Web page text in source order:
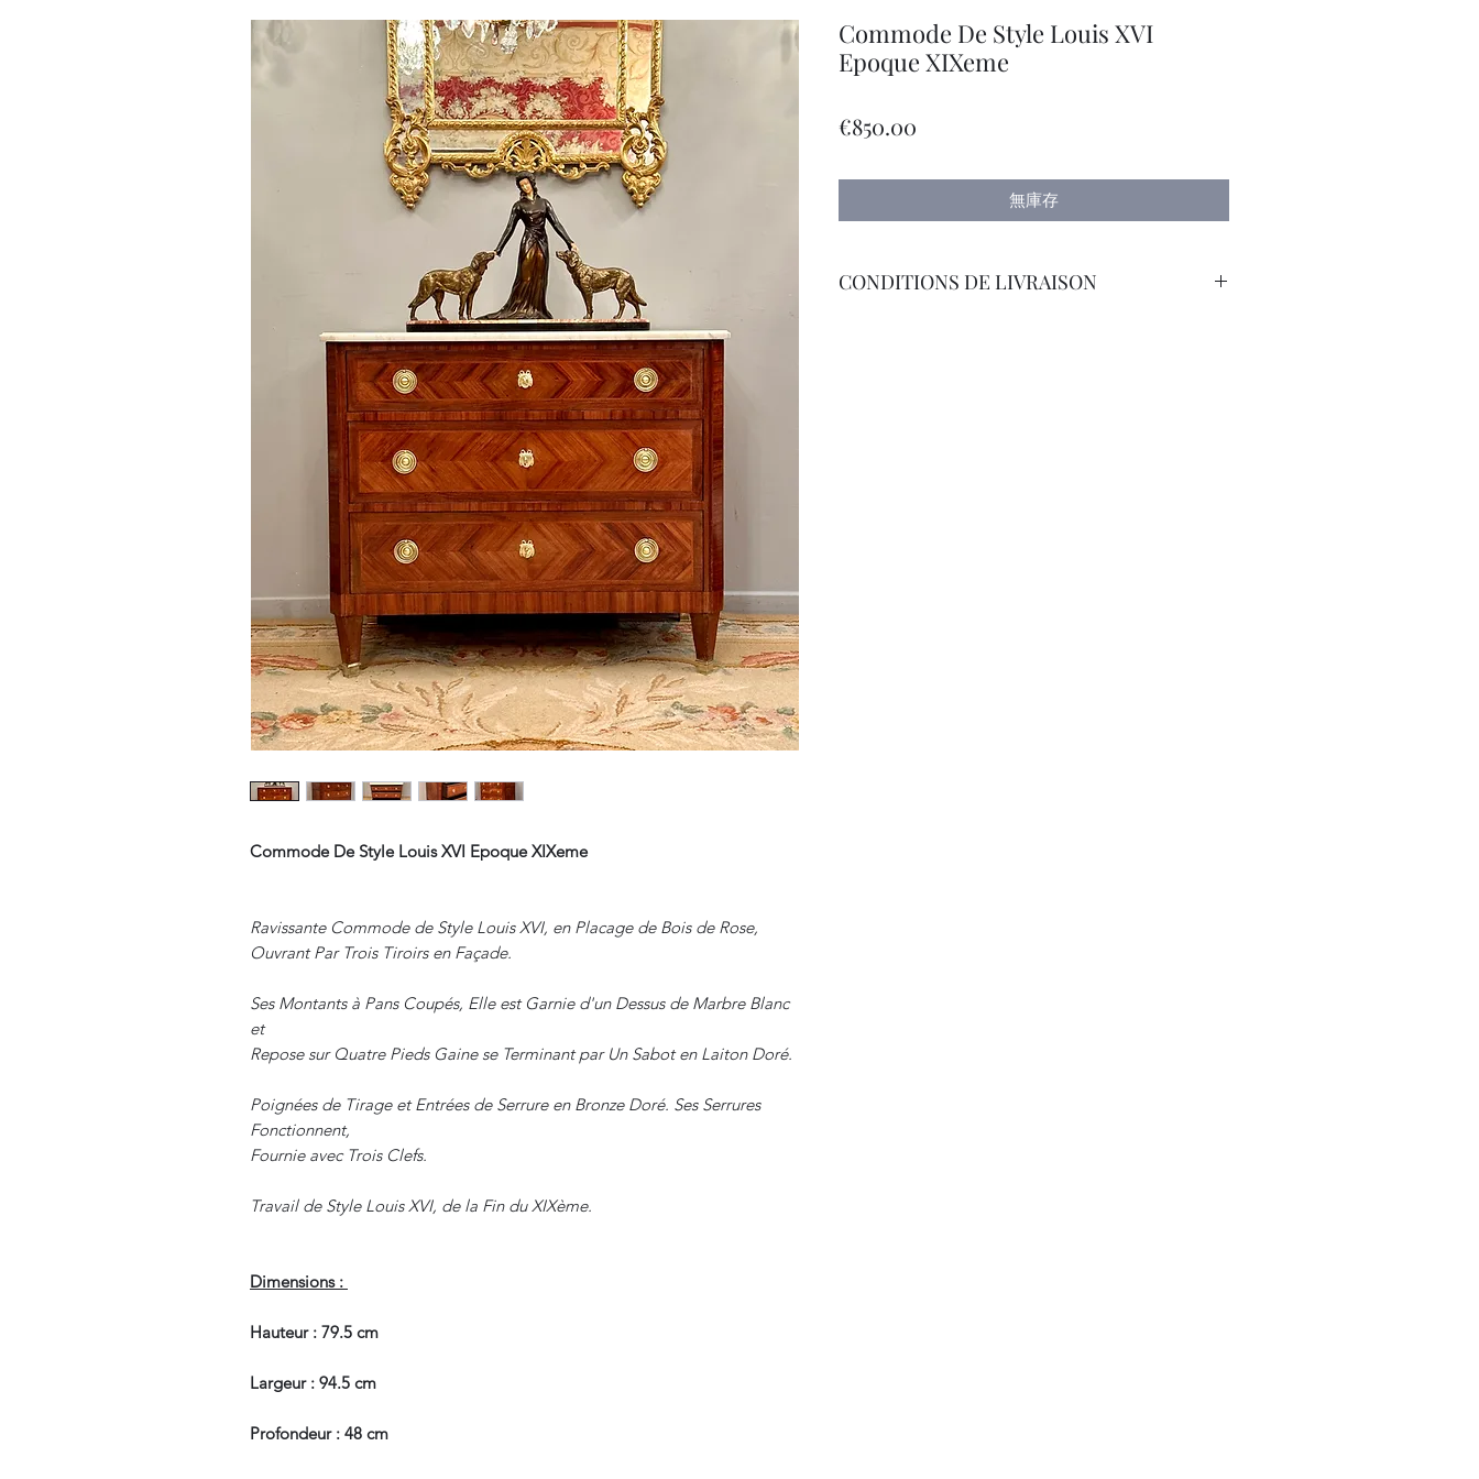
Commode De Style Louis XVI Epoque XIXeme
Ravissante Commode de Style Louis XVI, en Placage de Bois de Rose,
Ouvrant Par Trois Tiroirs en Façade.
Ses Montants à Pans Coupés, Elle est Garnie d'un Dessus de Marbre Blanc
et
Repose sur Quatre Pieds Gaine se Terminant par Un Sabot en Laiton Doré.
Poignées de Tirage et Entrées de Serrure en Bronze Doré. Ses Serrures
Fonctionnent,
Fournie avec Trois Clefs.
Travail de Style Louis XVI, de la Fin du XIXème.
Dimensions :
Hauteur : 79.5 cm
Largeur : 94.5 cm
Profondeur : 48 cm
Commode De Style Louis XVI
Epoque XIXeme
€850.00
無庫存
CONDITIONS DE LIVRAISON